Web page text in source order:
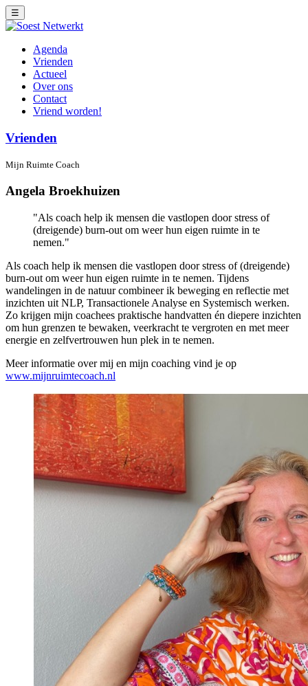
☰
Agenda
Vrienden
Actueel
Over ons
Contact
Vriend worden!
Vrienden
Mijn Ruimte Coach
Angela Broekhuizen
Als coach help ik mensen die vastlopen door stress of
(dreigende) burn-out om weer hun eigen ruimte in te
nemen.
Als coach help ik mensen die vastlopen door stress of (dreigende)
burn-out om weer hun eigen ruimte in te nemen. Tijdens
wandelingen in de natuur combineer ik beweging en reflectie met
inzichten uit NLP, Transactionele Analyse en Systemisch werken.
Zo krijgen mijn coachees praktische handvatten én diepere inzichten
om hun grenzen te bewaken, veerkracht te vergroten en met meer
energie en zelfvertrouwen hun plek in te nemen.
Meer informatie over mij en mijn coaching vind je op
www.mijnruimtecoach.nl